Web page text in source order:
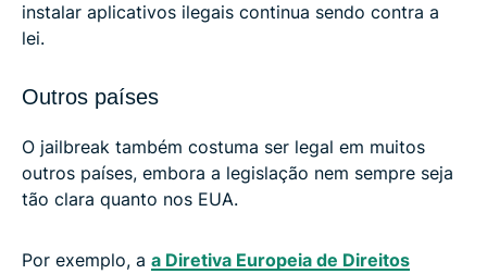
instalar aplicativos ilegais continua sendo contra a
lei.
Outros países
O jailbreak também costuma ser legal em muitos
outros países, embora a legislação nem sempre seja
tão clara quanto nos EUA.
Por exemplo, a a Diretiva Europeia de Direitos